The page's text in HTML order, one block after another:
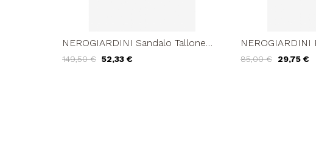
NEROGIARDINI Sandalo Tallone
Argento
149,50 € 52,33 €
NEROGIARDINI
85,00 € 29,75 €